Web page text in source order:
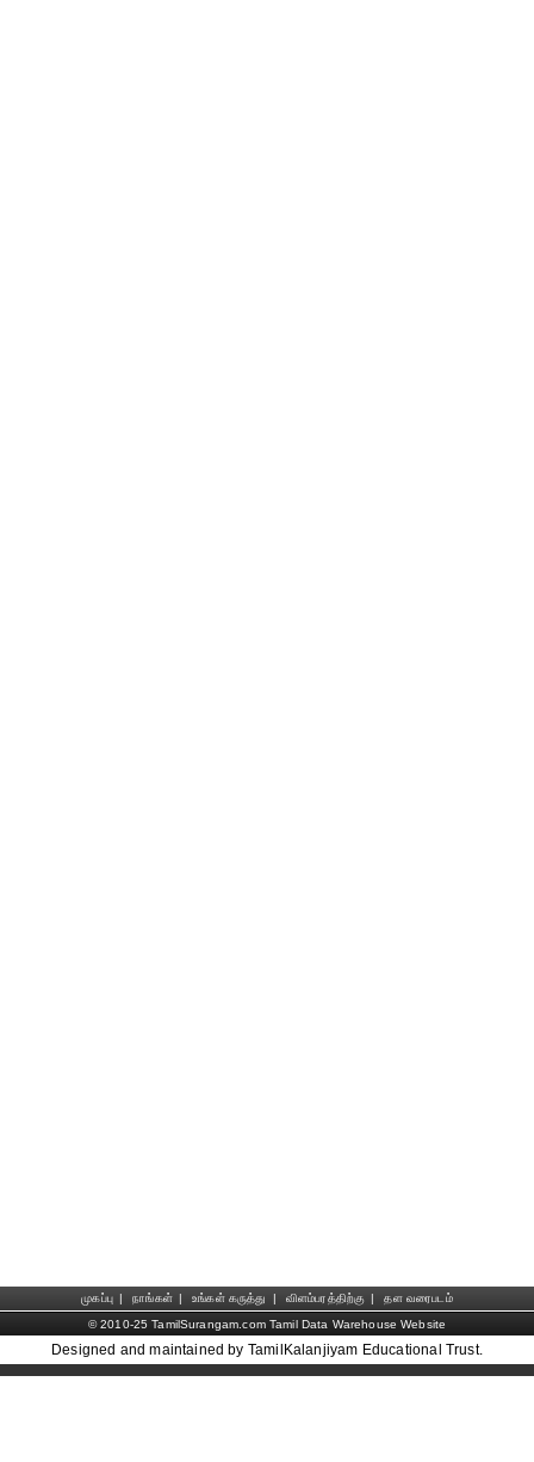
முகப்பு | நாங்கள் | உங்கள் கருத்து | விளம்பரத்திற்கு |
தள வரைபடம்
© 2010-25 TamilSurangam.com Tamil Data Warehouse Website
Designed and maintained by TamilKalanjiyam Educational Trust.